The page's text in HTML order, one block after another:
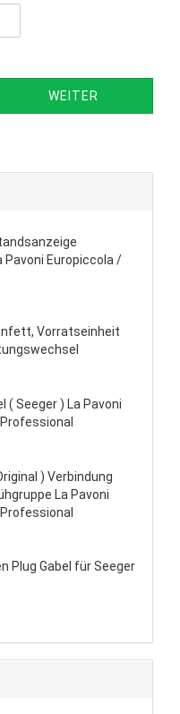
WEITER
Pavoni Europiccola /
Vorratseinheit
( Seeger ) La Pavoni
) Verbindung
La Pavoni
Plug Gabel für Seeger